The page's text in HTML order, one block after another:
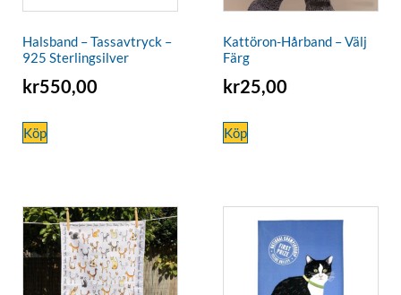
Halsband – Tassavtryck –
925 Sterlingsilver
kr550,00
Köp
Kattöron-Hårband – Välj
Färg
kr25,00
Köp